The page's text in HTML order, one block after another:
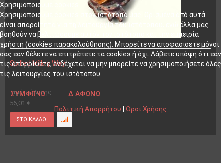
Spilled Milk-y Way
Τιμή πώλησης:
56,01 €
Χρησιμοποιούμε cookies
Χρησιμοποιούμε cookies στον ιστότοπό μας. Ορισμένα από αυτά
είναι απαραίτητα για τη λειτουργία του ιστότοπου, ενώ άλλα μας
βοηθούν να βελτιώσουμε αυτόν τον ιστότοπο και την εμπειρία
χρήστη (cookies παρακολούθησης). Μπορείτε να αποφασίσετε μόνοι
σας εάν θέλετε να επιτρέπετε τα cookies ή όχι. Λάβετε υπόψη ότι εάν
τις απορρίψετε, ενδέχεται να μην μπορείτε να χρησιμοποιήσετε όλες
τις λειτουργίες του ιστότοπου.
ΣΥΜΦΩΝΏ
ΔΙΑΦΩΝΏ
Πολιτική Απορρήτου
Όροι Χρήσης